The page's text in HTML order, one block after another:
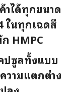
าได้ทุกขนาด
ในทุกเฉดสี
HMPC
ปซูลทั้งแบบ
วามแตกต่าง